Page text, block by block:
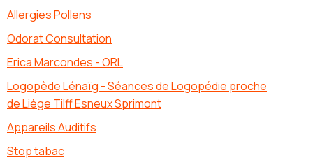
Allergies Pollens
Odorat Consultation
Erica Marcondes - ORL
Logopède Lénaïg - Séances de Logopédie proche
de Liège Tilff Esneux Sprimont
Appareils Auditifs
Stop tabac